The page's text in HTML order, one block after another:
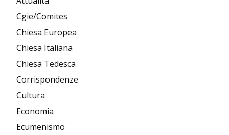
Cgie/Comites
Chiesa Europea
Chiesa Italiana
Chiesa Tedesca
Corrispondenze
Cultura
Economia
Ecumenismo